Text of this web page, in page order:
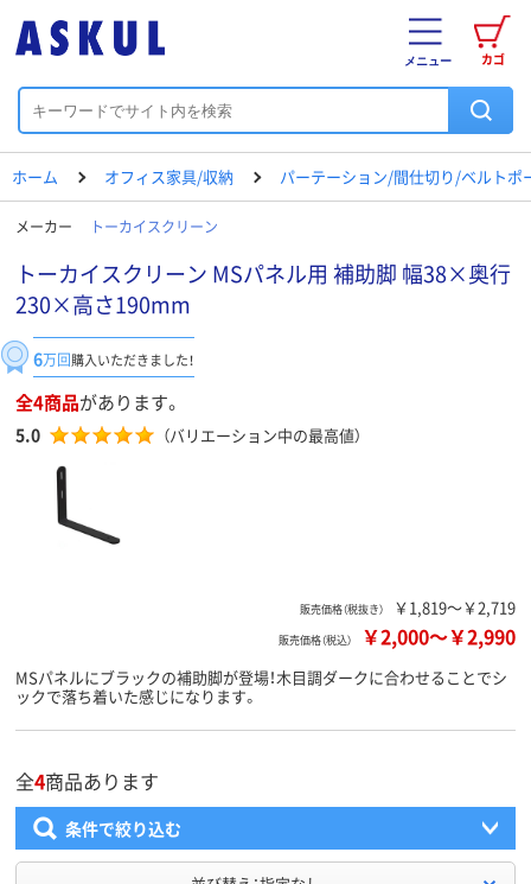
カゴ
メニュー
ホーム オフィス家具/収納 パーテーション/間仕切り/ベルトポ
メーカー トーカイスクリーン
トーカイスクリーン MSパネル用 補助脚 幅38×奥行
230×高さ190mm
6万回購入いただきました！
全4商品があります。
5.0 （バリエーション中の最高値）
販売価格（税抜き） ￥1,819～￥2,719
販売価格（税込） ￥2,000～￥2,990
MSパネルにブラックの補助脚が登場！木目調ダークに合わせることでシ
ックで落ち着いた感じになります。
全4商品あります
条件で絞り込む